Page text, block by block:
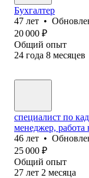
Бухгалтер
47 лет •
20 000 ₽
Общий опыт
24 года 8 месяцев
специалист по
менеджер, работа
46 лет •
25 000 ₽
Общий опыт
27 лет 2 месяца